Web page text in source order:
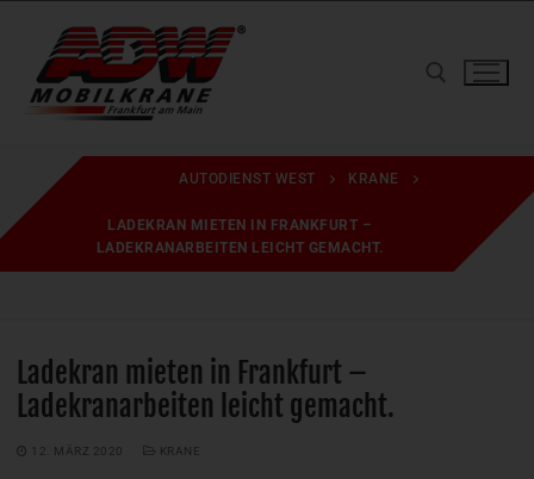
springen
Suchen nach:
AUTODIENST WEST KRANE
LADEKRAN MIETEN IN FRANKFURT –
LADEKRANARBEITEN LEICHT GEMACHT.
Ladekran mieten in Frankfurt –
Ladekranarbeiten leicht gemacht.
12. MÄRZ 2020 KRANE